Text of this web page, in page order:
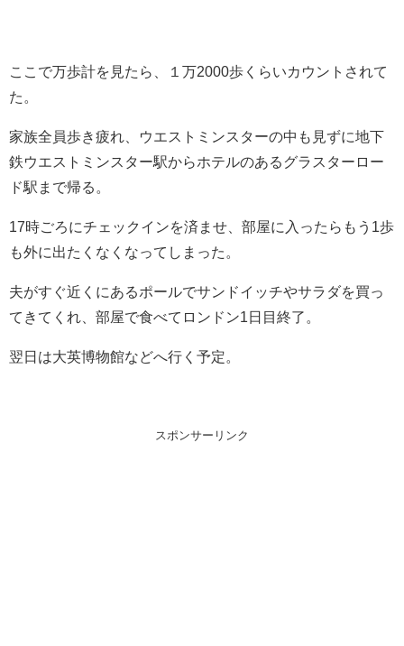
ここで万歩計を見たら、１万2000歩くらいカウントされて
た。
家族全員歩き疲れ、ウエストミンスターの中も見ずに地下
鉄ウエストミンスター駅からホテルのあるグラスターロー
ド駅まで帰る。
17時ごろにチェックインを済ませ、部屋に入ったらもう1歩
も外に出たくなくなってしまった。
夫がすぐ近くにあるポールでサンドイッチやサラダを買っ
てきてくれ、部屋で食べてロンドン1日目終了。
翌日は大英博物館などへ行く予定。
スポンサーリンク